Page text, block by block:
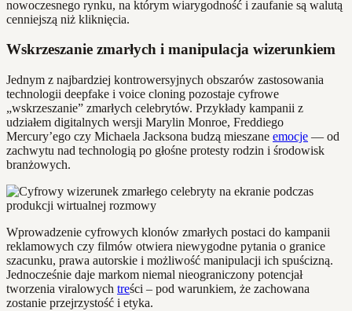
nowoczesnego rynku, na którym wiarygodność i zaufanie są walutą
cenniejszą niż kliknięcia.
Wskrzeszanie zmarłych i manipulacja wizerunkiem
Jednym z najbardziej kontrowersyjnych obszarów zastosowania
technologii deepfake i voice cloning pozostaje cyfrowe
„wskrzeszanie” zmarłych celebrytów. Przykłady kampanii z
udziałem digitalnych wersji Marylin Monroe, Freddiego
Mercury’ego czy Michaela Jacksona budzą mieszane emocje — od
zachwytu nad technologią po głośne protesty rodzin i środowisk
branżowych.
Wprowadzenie cyfrowych klonów zmarłych postaci do kampanii
reklamowych czy filmów otwiera niewygodne pytania o granice
szacunku, prawa autorskie i możliwość manipulacji ich spuścizną.
Jednocześnie daje markom niemal nieograniczony potencjał
tworzenia viralowych treści – pod warunkiem, że zachowana
zostanie przejrzystość i etyka.